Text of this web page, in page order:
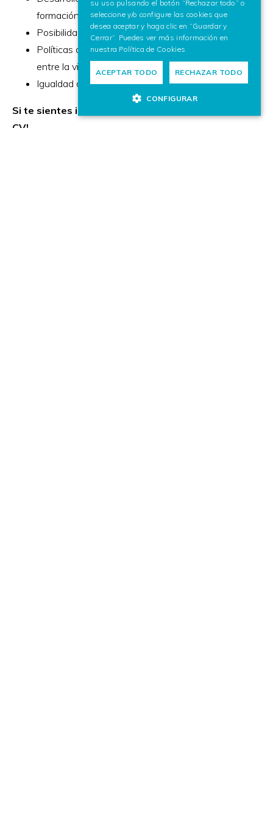
formación y educación.
Posibilidades de carrera y progresión profesional.
Políticas de conciliación para lograr un equilibrio
entre la vida laboral y familiar.
Igualdad de oportunidades laborales.
Si te sientes identificado/a, anímate a enviarnos tu
CV!
su uso pulsando el botón “Rechazar todo” o
seleccione y/o configure las cookies que
desea aceptar y haga clic en “Guardar y
Cerrar”. Puedes ver más información en
nuestra Política de Cookies
ACEPTAR TODO RECHAZAR TODO
CONFIGURAR